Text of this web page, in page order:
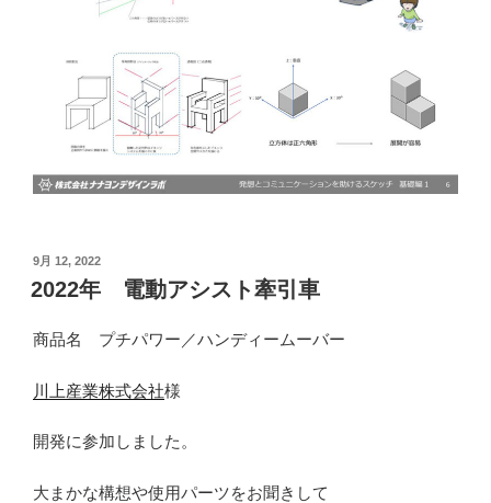
投
稿
日:
9月 12, 2022
2022年 電動アシスト牽引車
商品名 プチパワー／ハンディームーバー
川上産業株式会社様
開発に参加しました。
大まかな構想や使用パーツをお聞きして